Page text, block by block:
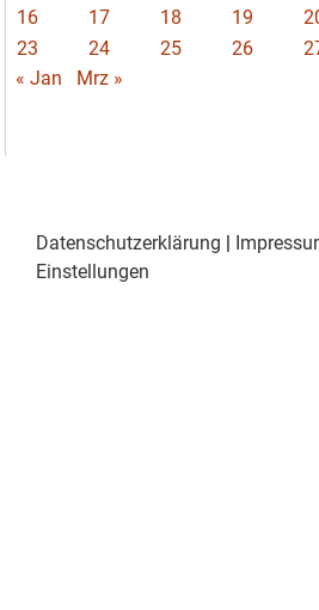
16
17 18 19
23
24 25 26
« Jan
Mrz »
Datenschutzerklärung
Einstellungen